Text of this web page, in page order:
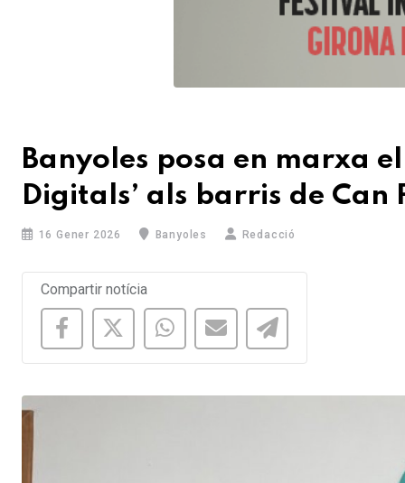
Banyoles posa en marxa
Digitals’ als barris de Can
16 Gener 2026 Banyoles Redacció
Compartir notícia